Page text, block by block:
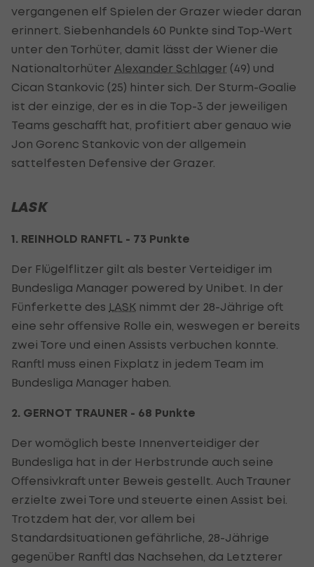
vergangenen elf Spielen der Grazer wieder daran
erinnert. Siebenhandels 60 Punkte sind Top-Wert
unter den Torhüter, damit lässt der Wiener die
Nationaltorhüter Alexander Schlager (49) und
Cican Stankovic (25) hinter sich. Der Sturm-Goalie
ist der einzige, der es in die Top-3 der jeweiligen
Teams geschafft hat, profitiert aber genauo wie
Jon Gorenc Stankovic von der allgemein
sattelfesten Defensive der Grazer.
LASK
1. REINHOLD RANFTL - 73 Punkte
Der Flügelflitzer gilt als bester Verteidiger im
Bundesliga Manager powered by Unibet. In der
Fünferkette des LASK nimmt der 28-Jährige oft
eine sehr offensive Rolle ein, weswegen er bereits
zwei Tore und einen Assists verbuchen konnte.
Ranftl muss einen Fixplatz in jedem Team im
Bundesliga Manager haben.
2. GERNOT TRAUNER - 68 Punkte
Der womöglich beste Innenverteidiger der
Bundesliga hat in der Herbstrunde auch seine
Offensivkraft unter Beweis gestellt. Auch Trauner
erzielte zwei Tore und steuerte einen Assist bei.
Trotzdem hat der, vor allem bei
Standardsituationen gefährliche, 28-Jährige
gegenüber Ranftl das Nachsehen, da Letzterer